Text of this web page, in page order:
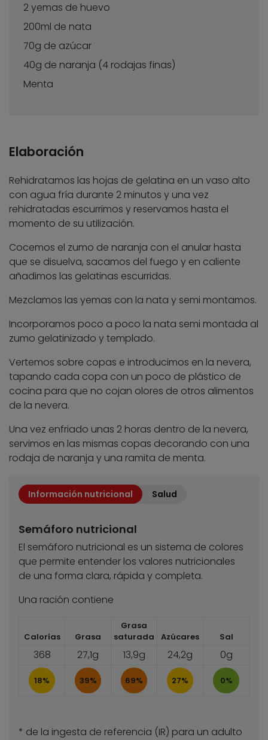
2 yemas de huevo
200ml de nata
70g de azúcar
40g de naranja (4 rodajas finas)
Menta
Elaboración
Rehidratamos las hojas de gelatina en un vaso alto
con agua fría durante 2 minutos y una vez
rehidratadas escurrimos y reservamos hasta el
momento de su utilización.
Cocemos el zumo de naranja con el anular hasta
que se disuelva, sacamos del fuego y en caliente
añadimos las gelatinas escurridas.
Mezclamos las yemas con la nata y semi montamos.
Incorporamos poco a poco la nata semi montada al
zumo gelatinizado y templado.
Vertemos sobre copas e introducimos en la nevera,
tapando cada copa con un poco de plástico de
cocina para que no cojan olores de otros alimentos
de la nevera.
Una vez enfriado unas 2 horas dentro de la nevera,
servimos en las mismas copas decorando con una
rodaja de naranja y una ramita de menta.
Información nutricional Salud
Semáforo nutricional
El semáforo nutricional es un sistema de colores
que permite entender los valores nutricionales
de una forma clara, rápida y completa.
Una ración contiene
Calorías Grasa
Grasa
saturada
Azúcares Sal
368 27,1g 13,9g 24,2g 0g
18% 39% 69% 27% 0%
* de la ingesta de referencia (IR) para un adulto